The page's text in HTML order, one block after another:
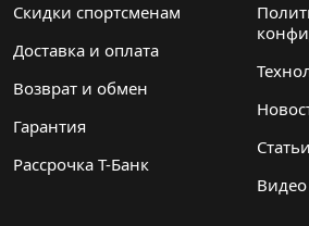
Скидки спортсменам
Доставка и оплата
Возврат и обмен
Гарантия
Рассрочка Т-Банк
Статьи
Видео